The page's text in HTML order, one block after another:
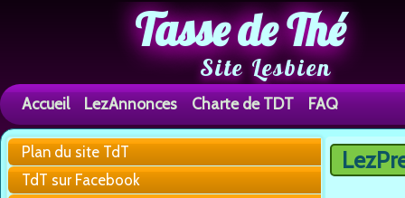
Tasse de Thé
Site Lesbien
Accueil LezAnnonces Charte de TDT FAQ
Plan du site TdT
TdT sur Facebook
Vous